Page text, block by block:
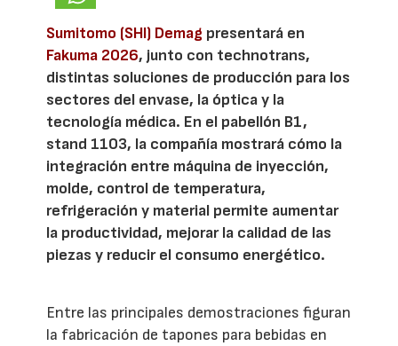
Sumitomo (SHI) Demag presentará en
Fakuma 2026, junto con technotrans,
distintas soluciones de producción para los
sectores del envase, la óptica y la
tecnología médica. En el pabellón B1,
stand 1103, la compañía mostrará cómo la
integración entre máquina de inyección,
molde, control de temperatura,
refrigeración y material permite aumentar
la productividad, mejorar la calidad de las
piezas y reducir el consumo energético.
Entre las principales demostraciones figuran
la fabricación de tapones para bebidas en